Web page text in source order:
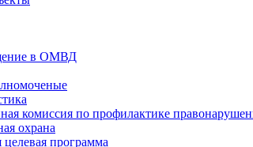
в ОМВД
комиссия по профилактике
охрана
программа